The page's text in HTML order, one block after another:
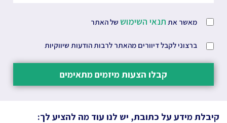
מאשר את תנאי השימוש של האתר
ברצוני לקבל דיוורים מהאתר לרבות הודעות שיווקיות
קבלו הצעות מיזמים מתאימים
קיבלת מידע על כתובת, יש לנו עוד מה להציע לך: